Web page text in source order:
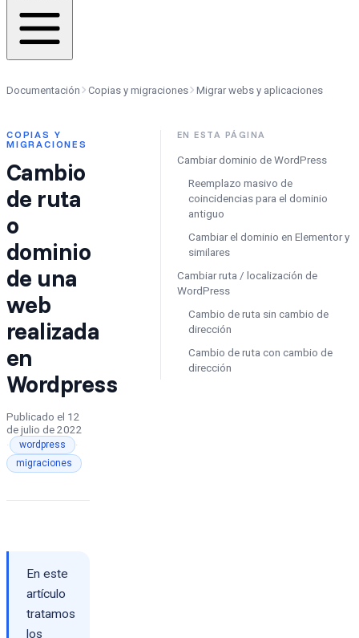
Documentación Copias y migraciones Migrar webs y aplicaciones
COPIAS Y
MIGRACIONES
Cambio
de ruta
o
dominio
de una
web
realizada
en
Wordpress
Publicado el 12
de julio de 2022
·
wordpress ·
migraciones
En este
artículo
tratamos
los
EN ESTA PÁGINA
Cambiar dominio de WordPress
Reemplazo masivo de
coincidencias para el dominio
antiguo
Cambiar el dominio en Elementor y
similares
Cambiar ruta / localización de
WordPress
Cambio de ruta sin cambio de
dirección
Cambio de ruta con cambio de
dirección